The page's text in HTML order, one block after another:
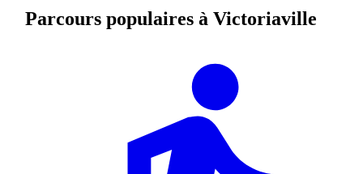
Parcours populaires à Victoriaville